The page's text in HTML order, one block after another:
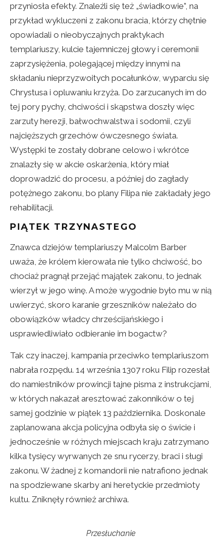
przyniosła efekty. Znaleźli się też „świadkowie”, na
przykład wykluczeni z zakonu bracia, którzy chętnie
opowiadali o nieobyczajnych praktykach
templariuszy, kulcie tajemniczej głowy i ceremonii
zaprzysiężenia, polegającej między innymi na
składaniu nieprzyzwoitych pocałunków, wyparciu się
Chrystusa i opluwaniu krzyża. Do zarzucanych im do
tej pory pychy, chciwości i skąpstwa doszły więc
zarzuty herezji, bałwochwalstwa i sodomii, czyli
najcięższych grzechów ówczesnego świata.
Występki te zostały dobrane celowo i wkrótce
znalazły się w akcie oskarżenia, który miał
doprowadzić do procesu, a później do zagłady
potężnego zakonu, bo plany Filipa nie zakładały jego
rehabilitacji.
PIĄTEK TRZYNASTEGO
Znawca dziejów templariuszy Malcolm Barber
uważa, że królem kierowała nie tylko chciwość, bo
chociaż pragnął przejąć majątek zakonu, to jednak
wierzył w jego winę. A może wygodnie było mu w nią
uwierzyć, skoro karanie grzeszników należało do
obowiązków władcy chrześcijańskiego i
usprawiedliwiało odbieranie im bogactw?
Tak czy inaczej, kampania przeciwko templariuszom
nabrała rozpędu. 14 września 1307 roku Filip rozesłał
do namiestników prowincji tajne pisma z instrukcjami,
w których nakazał aresztować zakonników o tej
samej godzinie w piątek 13 października. Doskonale
zaplanowana akcja policyjna odbyła się o świcie i
jednocześnie w różnych miejscach kraju zatrzymano
kilka tysięcy wyrwanych ze snu rycerzy, braci i sługi
zakonu. W żadnej z komandorii nie natrafiono jednak
na spodziewane skarby ani heretyckie przedmioty
kultu. Zniknęły również archiwa.
Przesłuchanie